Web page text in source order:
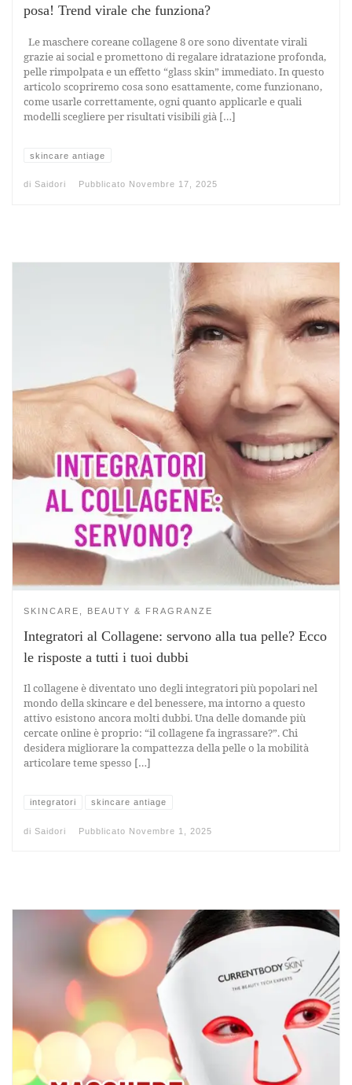
posa! Trend virale che funziona?
Le maschere coreane collagene 8 ore sono diventate virali
grazie ai social e promettono di regalare idratazione profonda,
pelle rimpolpata e un effetto “glass skin” immediato. In questo
articolo scopriremo cosa sono esattamente, come funzionano,
come usarle correttamente, ogni quanto applicarle e quali
modelli scegliere per risultati visibili già […]
skincare antiage
di Saidori Pubblicato Novembre 17, 2025
SKINCARE, BEAUTY & FRAGRANZE
Integratori al Collagene: servono alla tua pelle? Ecco
le risposte a tutti i tuoi dubbi
Il collagene è diventato uno degli integratori più popolari nel
mondo della skincare e del benessere, ma intorno a questo
attivo esistono ancora molti dubbi. Una delle domande più
cercate online è proprio: “il collagene fa ingrassare?”. Chi
desidera migliorare la compattezza della pelle o la mobilità
articolare teme spesso […]
integratori skincare antiage
di Saidori Pubblicato Novembre 1, 2025